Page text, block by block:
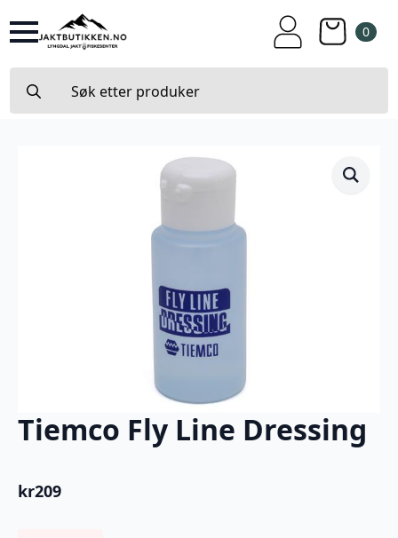
0
for:
Tiemco Fly Line Dressing
kr209